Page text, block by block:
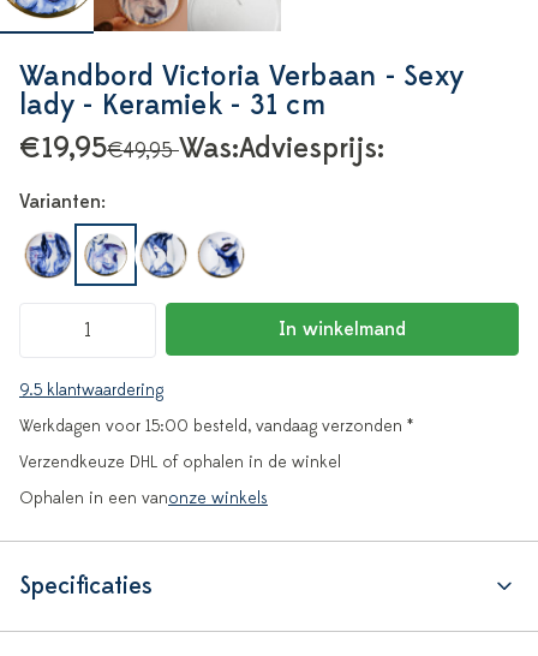
Wandbord Victoria Verbaan - Sexy
lady - Keramiek - 31 cm
Adviesprijs:
€49,95Was:
€19,95
Varianten:
In winkelmand
9.5 klantwaardering
Werkdagen voor 15:00 besteld, vandaag verzonden *
Verzendkeuze DHL of ophalen in de winkel
Ophalen in een vanonze winkels
Specificaties